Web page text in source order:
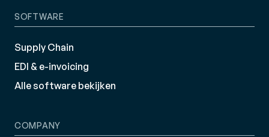
SOFTWARE
Supply Chain
EDI & e-invoicing
Alle software bekijken
COMPANY